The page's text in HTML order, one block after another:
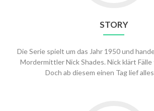
STORY
Die Serie spielt um das Jahr 1950 und
Mordermittler Nick Shades. Nick klärt Fälle
Doch ab diesem einen Tag lief